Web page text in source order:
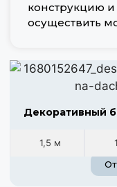
конструкцию
осуществить
Декоративный
1,5 м